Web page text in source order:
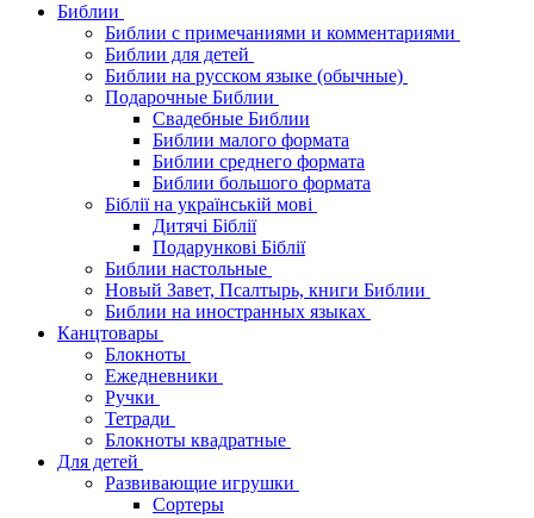
Библии
Библии с примечаниями и комментариями
Библии для детей
Библии на русском языке (обычные)
Подарочные Библии
Свадебные Библии
Библии малого формата
Библии среднего формата
Библии большого формата
Біблії на українській мові
Дитячі Біблії
Подарункові Біблії
Библии настольные
Новый Завет, Псалтырь, книги Библии
Библии на иностранных языках
Канцтовары
Блокноты
Ежедневники
Ручки
Тетради
Блокноты квадратные
Для детей
Развивающие игрушки
Сортеры